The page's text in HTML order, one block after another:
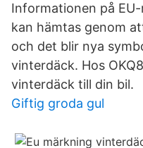
Informationen på
kan hämtas genom
och det blir nya
vinterdäck. Hos
vinterdäck till din bil.
Giftig groda gul